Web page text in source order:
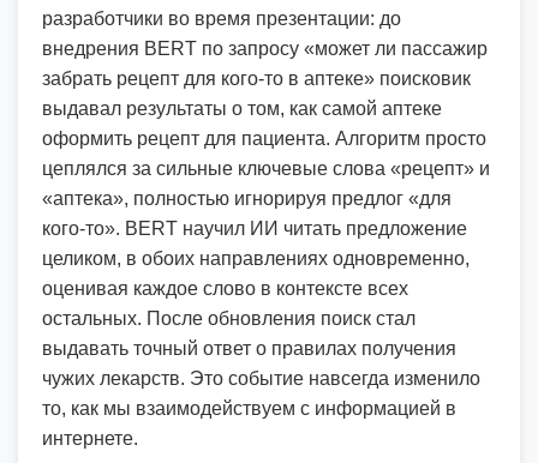
разработчики во время презентации: до
внедрения BERT по запросу «может ли пассажир
забрать рецепт для кого-то в аптеке» поисковик
выдавал результаты о том, как самой аптеке
оформить рецепт для пациента. Алгоритм просто
цеплялся за сильные ключевые слова «рецепт» и
«аптека», полностью игнорируя предлог «для
кого-то». BERT научил ИИ читать предложение
целиком, в обоих направлениях одновременно,
оценивая каждое слово в контексте всех
остальных. После обновления поиск стал
выдавать точный ответ о правилах получения
чужих лекарств. Это событие навсегда изменило
то, как мы взаимодействуем с информацией в
интернете.